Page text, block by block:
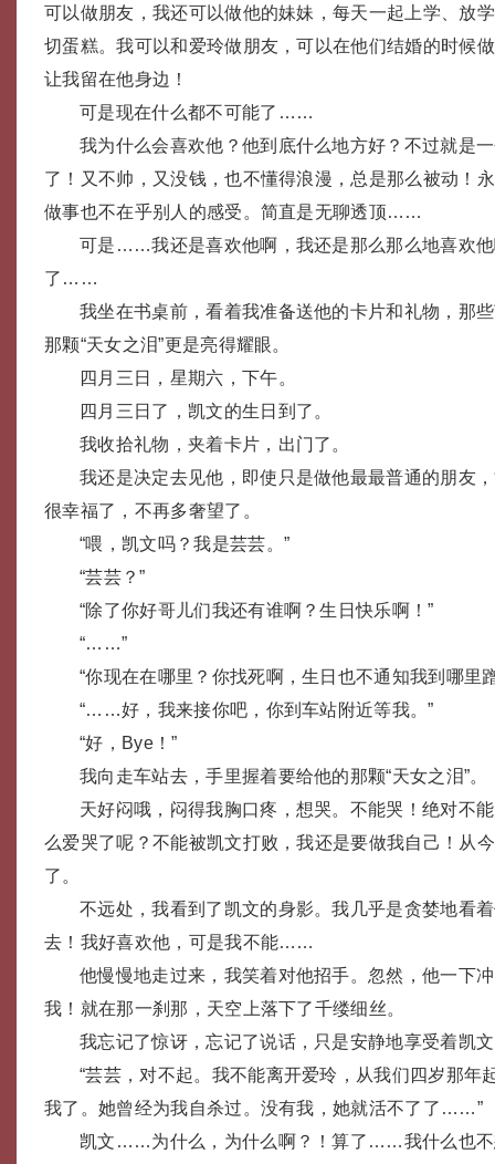
可以做朋友，我还可以做他的妹妹，每天一起上学、放
切蛋糕。我可以和爱玲做朋友，可以在他们结婚的时
让我留在他身边！
可是现在什么都不可能了……
我为什么会喜欢他？他到底什么地方好？不过就是
了！又不帅，又没钱，也不懂得浪漫，总是那么被动！
做事也不在乎别人的感受。简直是无聊透顶……
可是……我还是喜欢他啊，我还是那么那么地喜欢
了……
我坐在书桌前，看着我准备送他的卡片和礼物，那
那颗“天女之泪”更是亮得耀眼。
四月三日，星期六，下午。
四月三日了，凯文的生日到了。
我收拾礼物，夹着卡片，出门了。
我还是决定去见他，即使只是做他最最普通的朋友
很幸福了，不再多奢望了。
“喂，凯文吗？我是芸芸。”
“芸芸？”
“除了你好哥儿们我还有谁啊？生日快乐啊！”
“……”
“你现在在哪里？你找死啊，生日也不通知我到哪里
“……好，我来接你吧，你到车站附近等我。”
“好，Bye！”
我向走车站去，手里握着要给他的那颗“天女之泪”。
天好闷哦，闷得我胸口疼，想哭。不能哭！绝对不
么爱哭了呢？不能被凯文打败，我还是要做我自己！从
了。
不远处，我看到了凯文的身影。我几乎是贪婪地看
去！我好喜欢他，可是我不能……
他慢慢地走过来，我笑着对他招手。忽然，他一下
我！就在那一刹那，天空上落下了千缕细丝。
我忘记了惊讶，忘记了说话，只是安静地享受着凯
“芸芸，对不起。我不能离开爱玲，从我们四岁那年
我了。她曾经为我自杀过。没有我，她就活不了了……”
凯文……为什么，为什么啊？！算了……我什么也不